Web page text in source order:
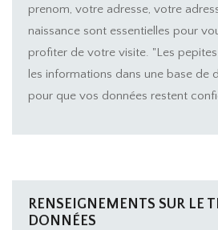
prenom, votre adresse, votre
naissance sont essentielles pour
profiter de votre visite. "Les
les informations dans une base de
pour que vos données restent
RENSEIGNEMENTS SUR LE
DONNÉES